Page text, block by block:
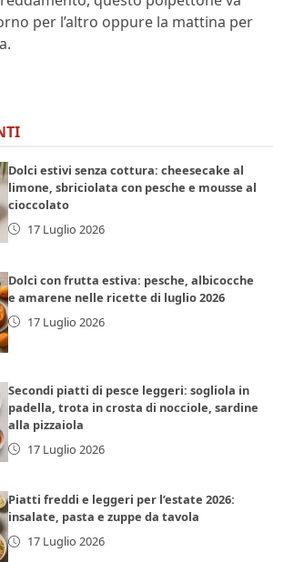
per l’altro oppure la mattina per
Dolci estivi senza cottura: cheesecake al
limone, sbriciolata con pesche e mousse al
cioccolato
17 Luglio 2026
Dolci con frutta estiva: pesche, albicocche
e amarene nelle ricette di luglio 2026
17 Luglio 2026
Secondi piatti di pesce leggeri: sogliola in
padella, trota in crosta di nocciole, sardine
alla pizzaiola
17 Luglio 2026
Piatti freddi e leggeri per l’estate 2026:
insalate, pasta e zuppe da tavola
17 Luglio 2026